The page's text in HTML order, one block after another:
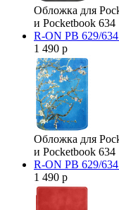
Обложка для
и Pocketbook 634
R-ON PB 629/634
1 490 р
Обложка для
и Pocketbook 634
R-ON PB 629/
1 490 р